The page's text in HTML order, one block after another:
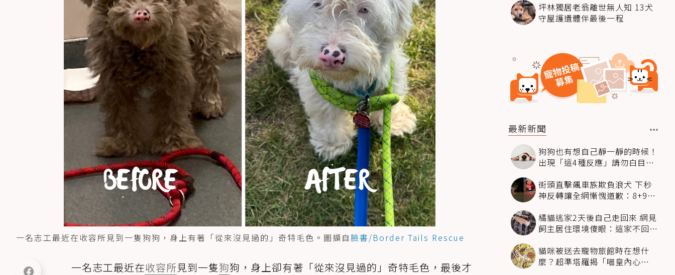
一名志工最近在收容所見到一隻狗狗，身上有著「從來沒見過的」奇特毛色。圖擷自臉書/Border Tails Rescue
一名志工最近在收容所見到一隻狗狗，身上卻有著「從來沒見過的」奇特毛色，最後才
坪林獨居老翁離世無人知 13犬
守屋護遺體伴最後一程
最新新聞
狗狗也有想自己靜一靜的時候！
出現「這4種反應」請勿白目打
街頭直擊飆車族欺負浪犬 下秒
神反轉讓全網慚愧道歉：8+9救
橘貓逃家2天後自己走回來 網見
飼主居住環境傻眼：這家不回也
貓咪被送去寵物旅館時在想什
麼？超準塔羅揭「喵皇內心